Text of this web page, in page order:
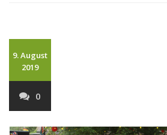
9. August
2019
0